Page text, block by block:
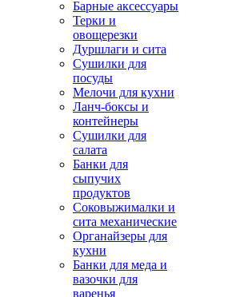
Барные аксессуары
Терки и
овощерезки
Дуршлаги и сита
Сушилки для
посуды
Мелочи для кухни
Ланч-боксы и
контейнеры
Сушилки для
салата
Банки для
сыпучих
продуктов
Соковыжималки и
сита механические
Органайзеры для
кухни
Банки для меда и
вазочки для
варенья